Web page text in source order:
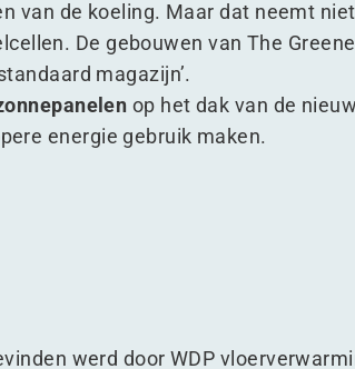
van de koeling. Maar dat neemt
De gebouwen van The
magazijn’.
op het dak van de
energie gebruik maken.
werd door WDP